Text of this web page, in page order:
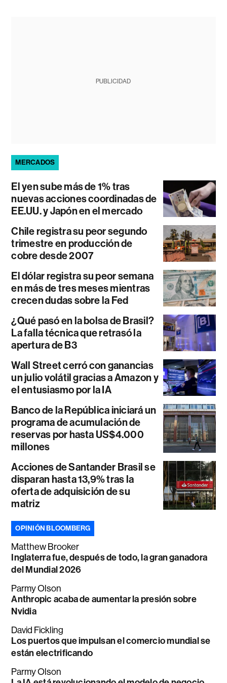
PUBLICIDAD
MERCADOS
El yen sube más de 1% tras
nuevas acciones coordinadas de
EE.UU. y Japón en el mercado
Chile registra su peor segundo
trimestre en producción de
cobre desde 2007
El dólar registra su peor semana
en más de tres meses mientras
crecen dudas sobre la Fed
¿Qué pasó en la bolsa de Brasil?
La falla técnica que retrasó la
apertura de B3
Wall Street cerró con ganancias
un julio volátil gracias a Amazon y
el entusiasmo por la IA
Banco de la República iniciará un
programa de acumulación de
reservas por hasta US$4.000
millones
Acciones de Santander Brasil se
disparan hasta 13,9% tras la
oferta de adquisición de su
matriz
OPINIÓN BLOOMBERG
Matthew Brooker
Inglaterra fue, después de todo, la gran ganadora
del Mundial 2026
Parmy Olson
Anthropic acaba de aumentar la presión sobre
Nvidia
David Fickling
Los puertos que impulsan el comercio mundial se
están electrificando
Parmy Olson